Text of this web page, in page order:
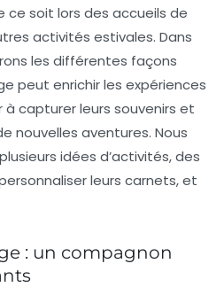
ce soit lors des accueils de
activités estivales. Dans
les différentes façons
peut enrichir les expériences
capturer leurs souvenirs et
nouvelles aventures. Nous
idées d’activités, des
leurs carnets, et
: un compagnon